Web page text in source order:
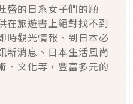
盛的日系女子們的願
在旅遊書上絕對找不到
時觀光情報、到日本必
新消息、日本生活風尚
、文化等，豐富多元的